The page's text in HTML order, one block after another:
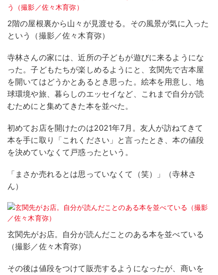
2階の屋根裏から山々が見渡せる。その風景が気に入った
という（撮影／佐々木育弥）
寺林さんの家には、近所の子どもが遊びに来るようにな
った。子どもたちが楽しめるようにと、玄関先で古本屋
を開いてはどうかとあるとき思った。絵本を用意し、地
球環境や旅、暮らしのエッセイなど、これまで自分が読
むためにと集めてきた本を並べた。
初めてお店を開けたのは2021年7月。友人が訪ねてきて
本を手に取り「これください」と言ったとき、本の値段
を決めていなくて戸惑ったという。
「まさか売れるとは思っていなくて（笑）」（寺林さ
ん）
玄関先がお店。自分が読んだことのある本を並べている
（撮影／佐々木育弥）
その後は値段をつけて販売するようになったが、商いを